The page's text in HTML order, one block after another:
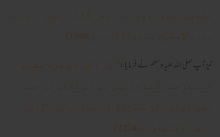
ملعون ہیں۔اور یہ سب گناہ میں برابر
ہیں۔''(صحیح مسلم :البیوع 1598)
نیزآپ صلی اللہ علیہ وسلم نے فرمایا: '' کہ اگر اس جرم عظیم
کے سترحصے کئے جائیں تو اس کاکم تر حصہ
بھی اپنی ماں سے زنا کے برابر ہے۔"(ابن
ماجہ:التجارات 2374)